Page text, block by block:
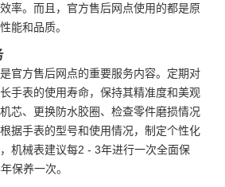
率。而且，官方售后网点使用的都是原
能和品质。
官方售后网点的重要服务内容。定期对
手表的使用寿命，保持其精准度和美观
芯、更换防水胶圈、检查零件磨损情况
据手表的型号和使用情况，制定个性化
机械表建议每2 - 3年进行一次全面保
保养一次。